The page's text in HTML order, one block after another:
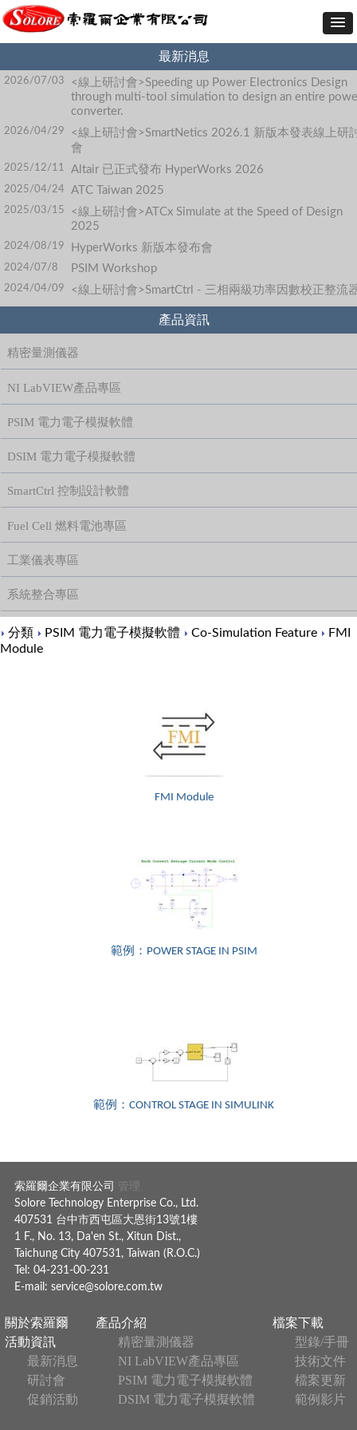
最新消息
2026/07/03
<線上研討會>Speeding up Power Electronics Design
through multi-tool simulation to design an entire
converter.
2026/04/29
<線上研討會>SmartNetics 2026.1 新版本發表線上研
會
2025/12/11 Altair 已正式發布 HyperWorks 2026
2025/04/24 ATC Taiwan 2025
2025/03/15
<線上研討會>ATCx Simulate at the Speed of Design
2025
2024/08/19 HyperWorks 新版本發布會
2024/07/8 PSIM Workshop
2024/04/09 <線上研討會>SmartCtrl - 三相兩級功率因數校正整流
產品資訊
精密量測儀器
NI LabVIEW產品專區
PSIM 電力電子模擬軟體
DSIM 電力電子模擬軟體
SmartCtrl 控制設計軟體
Fuel Cell 燃料電池專區
工業儀表專區
系統整合專區
Content
分類 PSIM 電力電子模擬軟體 Co-Simulation Feature
FMI
Module
FMI Module
範例：POWER STAGE IN PSIM
範例：CONTROL STAGE IN SIMULINK
索羅爾企業有限公司
管理
Solore Technology Enterprise Co., Ltd.
407531 台中市西屯區大恩街13號1樓
1 F., No. 13, Da'en St., Xitun Dist.,
Taichung City 407531, Taiwan (R.O.C.)
Tel: 04-231-00-231
E-mail: service@solore.com.tw
關於索羅爾
活動資訊
最新消息
研討會
促銷活動
產品介紹
精密量測儀器
NI LabVIEW產品專區
PSIM 電力電子模擬軟體
DSIM 電力電子模擬軟體
檔案下載
型錄/手冊
技術文件
檔案更新
範例影片